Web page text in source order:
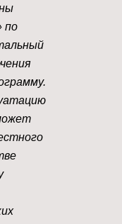
по